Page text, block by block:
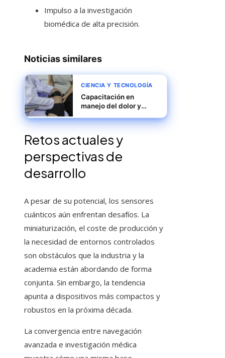
Impulso a la investigación
biomédica de alta precisión.
Noticias similares
CIENCIA Y TECNOLOGÍA
Capacitación en
manejo del dolor y
Retos actuales y
perspectivas de
desarrollo
A pesar de su potencial, los sensores
cuánticos aún enfrentan desafíos. La
miniaturización, el coste de producción y
la necesidad de entornos controlados
son obstáculos que la industria y la
academia están abordando de forma
conjunta. Sin embargo, la tendencia
apunta a dispositivos más compactos y
robustos en la próxima década.
La convergencia entre navegación
avanzada e investigación médica